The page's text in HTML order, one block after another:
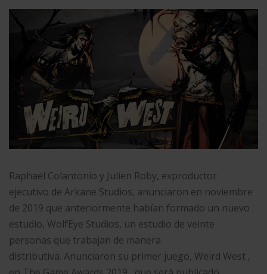
Raphaël Colantonio y Julien Roby, exproductor
ejecutivo de Arkane Studios, anunciaron en noviembre
de 2019 que anteriormente habían formado un nuevo
estudio, WolfEye Studios, un estudio de veinte
personas que trabajan de manera
distributiva. Anunciaron su primer juego, Weird West ,